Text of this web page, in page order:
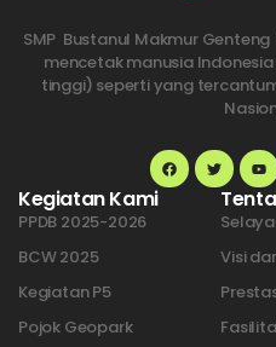
SMP Bustanul Makmur
mencetak manusia
tinggi) seperti yang
Kegiatan Kami
PPDB 2025-2026
BCW 2025
Kegiatan P5
Pojok Geopark
Visi